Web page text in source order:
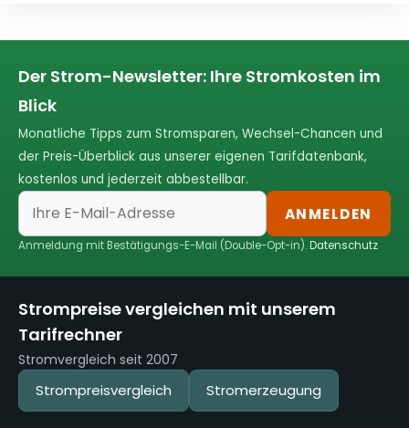
Der Strom-Newsletter: Ihre Stromkosten im
Blick
Monatliche Tipps zum Stromsparen, Wechsel-Chancen und
der Preis-Überblick aus unserer eigenen Tarifdatenbank,
kostenlos und jederzeit abbestellbar.
ANMELDEN
Anmeldung mit Bestätigungs-E-Mail (Double-Opt-in).Datenschutz
Strompreise vergleichen mit unserem
Tarifrechner
Stromvergleich seit 2007
Strompreisvergleich Stromerzeugung